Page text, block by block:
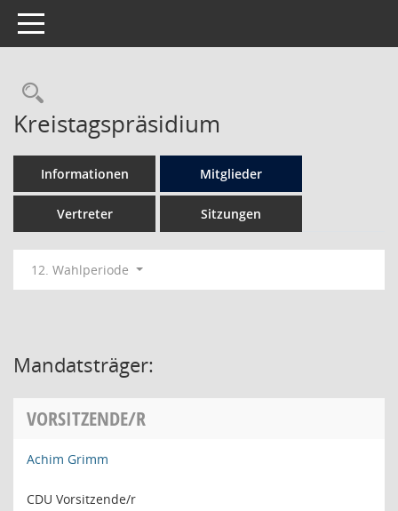
Toggle navigation
Rechercheauswahl
Kreistagspräsidium
Informationen Mitglieder
Vertreter Sitzungen
12. Wahlperiode
Mandatsträger:
VORSITZENDE/R
Achim Grimm
CDU Vorsitzende/r